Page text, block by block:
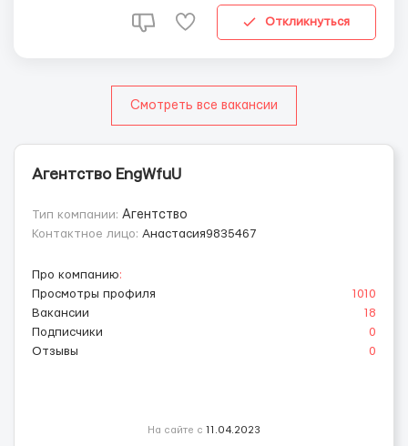
Питание предоставляется бесплатно — 1 раз в...
Откликнуться
Смотреть все вакансии
Агентство EngWfuU
Тип компании: Агентство
Контактное лицо: Анастасия9835467
Про компанию:
Просмотры профиля
1010
Вакансии
18
Подписчики
0
Отзывы
0
На сайте с 11.04.2023